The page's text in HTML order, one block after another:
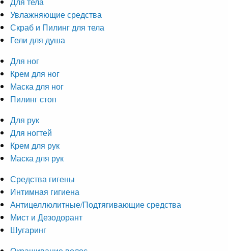
Увлажняющие средства
Скраб и Пилинг для тела
Гели для душа
Для ног
Крем для ног
Маска для ног
Пилинг стоп
Для рук
Для ногтей
Крем для рук
Маска для рук
Средства гигены
Интимная гигиена
Антицеллюлитные/Подтягивающие средства
Мист и Дезодорант
Шугаринг